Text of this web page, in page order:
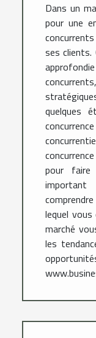
Dans un
pour une
ses clients.
quelques
pour
lequel
marché
les